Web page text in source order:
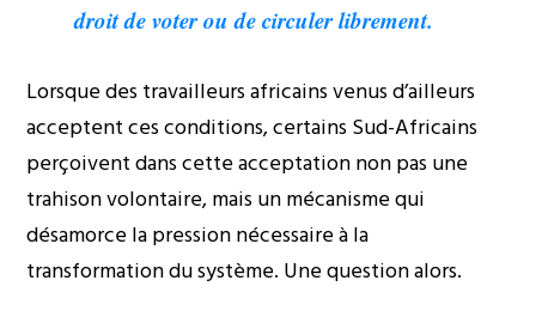
droit de voter ou de circuler librement.
Lorsque des travailleurs africains venus d’ailleurs
acceptent ces conditions, certains Sud-Africains
perçoivent dans cette acceptation non pas une
trahison volontaire, mais un mécanisme qui
désamorce la pression nécessaire à la
transformation du système. Une question alors.